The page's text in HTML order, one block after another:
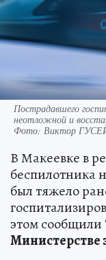
Пострадавшего
неотложной и
Фото: Виктор
В Макеевке в
беспилотника
был тяжело
этом
Министерстве